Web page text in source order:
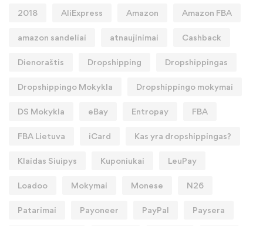
2018 AliExpress Amazon Amazon FBA
amazon sandeliai atnaujinimai Cashback
Dienoraštis Dropshipping Dropshippingas
Dropshippingo Mokykla Dropshippingo mokymai
DS Mokykla eBay Entropay FBA
FBA Lietuva iCard Kas yra dropshippingas?
Klaidas Siuipys Kuponiukai LeuPay
Loadoo Mokymai Monese N26
Patarimai Payoneer PayPal Paysera